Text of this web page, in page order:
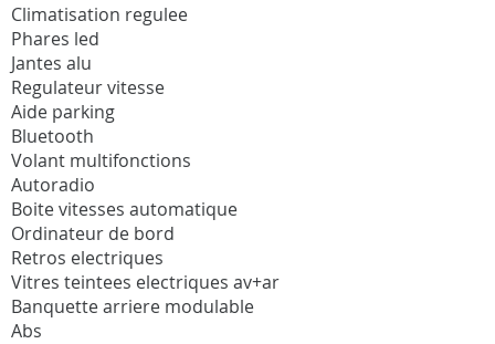
Climatisation regulee
Phares led
Jantes alu
Regulateur vitesse
Aide parking
Bluetooth
Volant multifonctions
Autoradio
Boite vitesses automatique
Ordinateur de bord
Retros electriques
Vitres teintees electriques av+ar
Banquette arriere modulable
Abs